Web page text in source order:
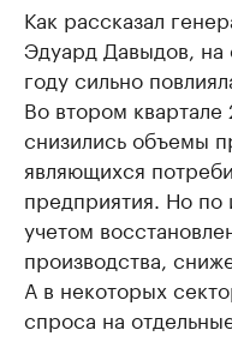
Как рассказал
Эдуард Давыдов,
году сильно
Во втором
снизились объемы
являющихся
предприятия. Но по
учетом
производства,
А в некоторых
спроса на